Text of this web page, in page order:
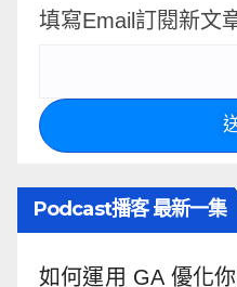
填寫Email訂閱新文
Podcast播客 最新一集
如何運用 GA 優化